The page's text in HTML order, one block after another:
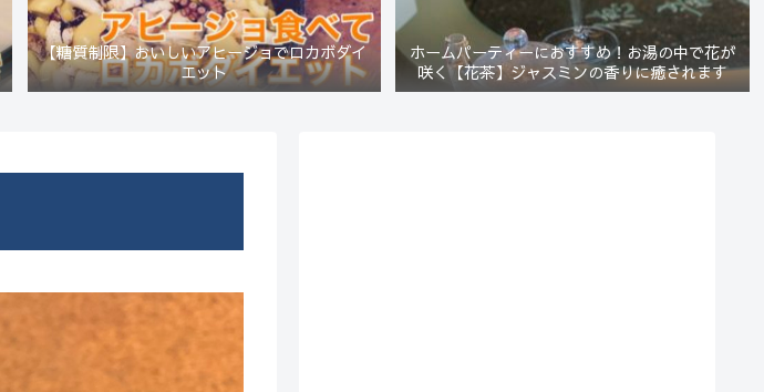
【糖質制限】おいしいアヒージョでロカボダイ
エット
ホームパーティーにおすすめ！お湯の中で花が
咲く【花茶】ジャスミンの香りに癒されます